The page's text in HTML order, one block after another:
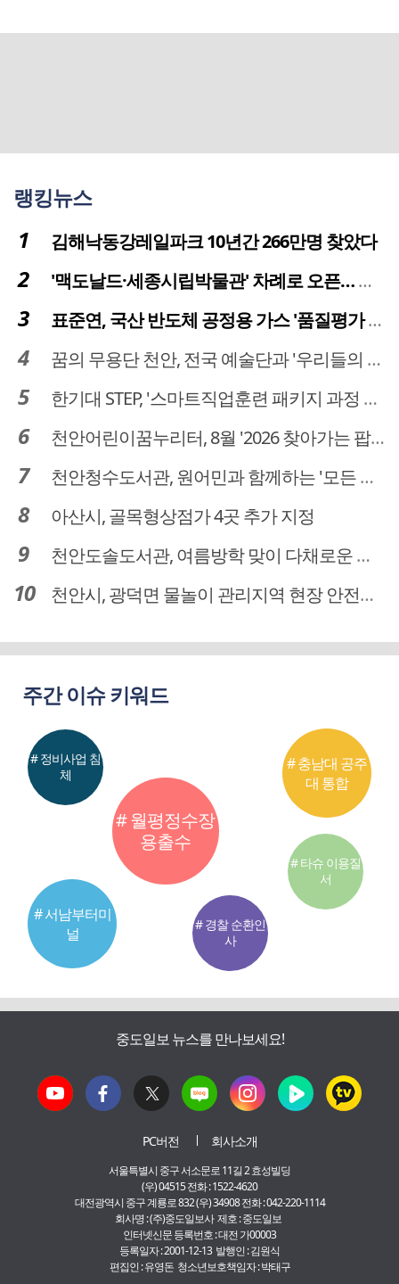
랭킹뉴스
김해낙동강레일파크 10년간 266만명 찾았다
'맥도날드·세종시립박물관' 차례로 오픈… 고운동 정주여건 좋아진다
표준연, 국산 반도체 공정용 가스 '품질평가 체계' 구축
꿈의 무용단 천안, 전국 예술단과 '우리들의 하모니' 선보여
한기대 STEP, '스마트직업훈련 패키지 과정 3기' 모집
천안어린이꿈누리터, 8월 '2026 찾아가는 팝업놀이터' 운영
천안청수도서관, 원어민과 함께하는 '모든 영어 모든 독서' 운영
아산시, 골목형상점가 4곳 추가 지정
천안도솔도서관, 여름방학 맞이 다채로운 독서문화 프로그램 운영
천안시, 광덕면 물놀이 관리지역 현장 안전점검 실시
주간 이슈 키워드
# 월평정수장
용출수
# 서남부터미
널
# 충남대 공주
대 통합
# 정비사업 침
체
# 경찰 순환인
사
# 타슈 이용질
서
중도일보 뉴스를 만나보세요!
PC버전 회사소개
서울특별시 중구 서소문로 11길 2 효성빌딩
(우) 04515 전화 : 1522-4620
대전광역시 중구 계룡로 832 (우) 34908 전화 : 042-220-1114
회사명 : (주)중도일보사 제호 : 중도일보
인터넷신문 등록번호 : 대전 가00003
등록일자 : 2001-12-13 발행인 : 김원식
편집인 : 유영돈 청소년보호책임자 : 박태구